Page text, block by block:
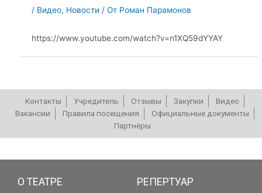
/ Видео, Новости / От Роман Парамонов
https://www.youtube.com/watch?v=n1XQ59dYYAY
Контакты Учредитель Отзывы Закупки
Видео
Вакансии
Правила посещения
Официальные документы
Партнёры
О ТЕАТРЕ РЕПЕРТУАР